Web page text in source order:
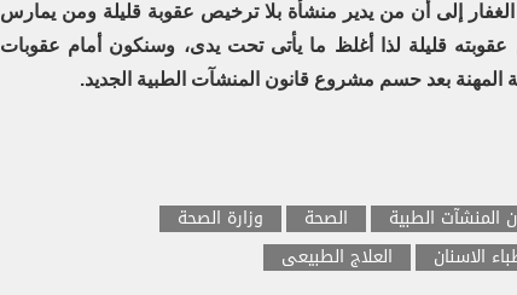
إلى أن من يدير منشأة بلا ترخيص عقوبة قليلة ومن يمارس
عقوبته قليلة لذا أغلظ ما يأتى تحت يدى، وسنكون أمام عقوبات
المهنة بعد حسم مشروع قانون المنشآت الطبية الجديد.
المنشآت الطبية الصحة
وزارة الصحة
الاسنان
العلاج الطبيعى